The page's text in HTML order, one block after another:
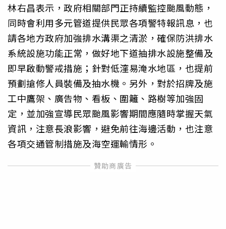
林右昌表示，政府相關部門正持續監控颱風動態，
同時會利用多元管道提供民眾各項警特報訊息，也
請各地方政府加強排水溝渠之清淤，確保防洪排水
系統設施功能正常，做好地下道抽排水設施整備及
即早啟動警戒措施；針對低漥易淹水地區，也提前
預劃搶修人員裝備及抽水機。另外，對於招牌及施
工中鷹架、廣告物、看板、圍籬、路樹等加強固
定，並加強宣導民眾颱風影響期間應隨時掌握天氣
資訊，注意長浪影響，避免前往海邊活動，也注意
各項交通管制措施及海空運輸情形。